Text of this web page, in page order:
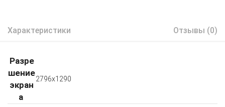
Характеристики Отзывы (0)
Разре
шение
экран
а
2796x1290